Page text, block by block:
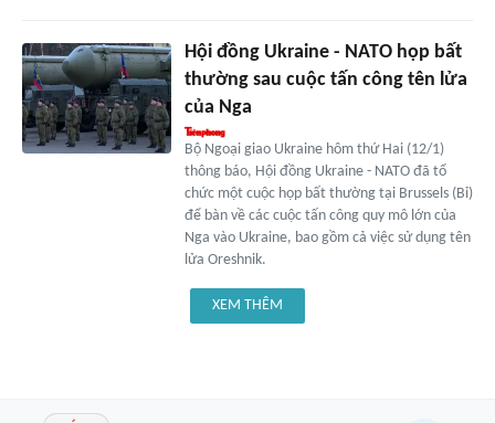
Hội đồng Ukraine - NATO họp bất
thường sau cuộc tấn công tên lửa
của Nga
Bộ Ngoại giao Ukraine hôm thứ Hai (12/1)
thông báo, Hội đồng Ukraine - NATO đã tổ
chức một cuộc họp bất thường tại Brussels (Bỉ)
để bàn về các cuộc tấn công quy mô lớn của
Nga vào Ukraine, bao gồm cả việc sử dụng tên
lửa Oreshnik.
XEM THÊM